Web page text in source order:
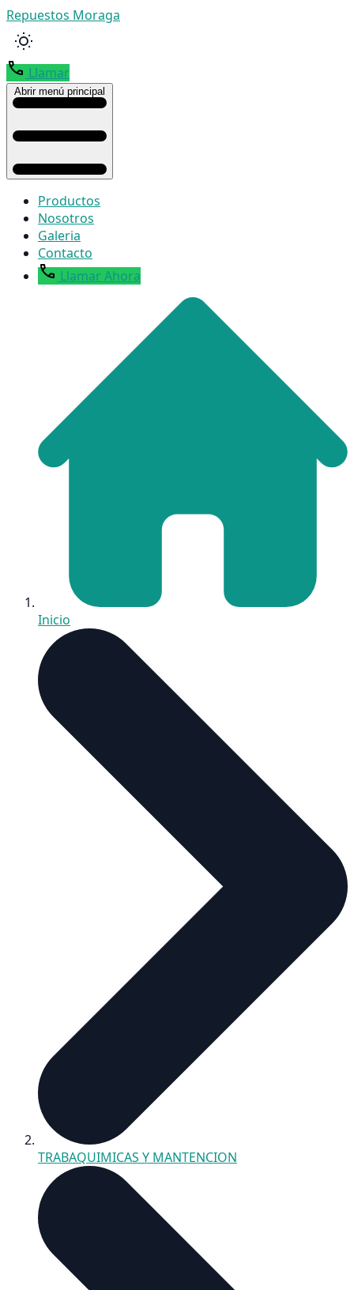
Repuestos Moraga
Llamar
Abrir menú principal
Productos
Nosotros
Galeria
Contacto
Llamar Ahora
Inicio
TRABAQUIMICAS Y MANTENCION